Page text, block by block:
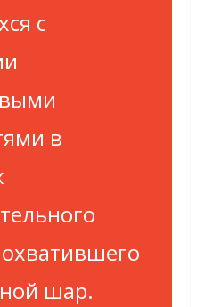
с
в
охватившего
шар.